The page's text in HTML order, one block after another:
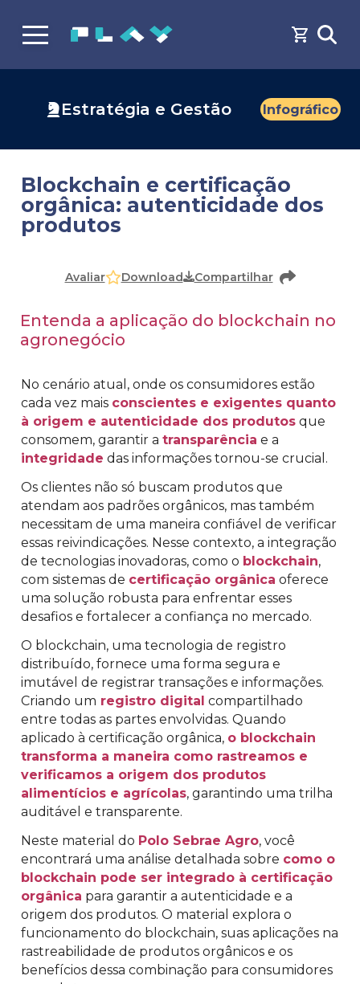
Estratégia e Gestão Infográfico
Blockchain e certificação
orgânica: autenticidade dos
produtos
Avaliar Download Compartilhar
Entenda a aplicação do blockchain no
agronegócio
No cenário atual, onde os consumidores estão
cada vez mais conscientes e exigentes quanto
à origem e autenticidade dos produtos que
consomem, garantir a transparência e a
integridade das informações tornou-se crucial.
Os clientes não só buscam produtos que
atendam aos padrões orgânicos, mas também
necessitam de uma maneira confiável de verificar
essas reivindicações. Nesse contexto, a integração
de tecnologias inovadoras, como o blockchain,
com sistemas de certificação orgânica oferece
uma solução robusta para enfrentar esses
desafios e fortalecer a confiança no mercado.
O blockchain, uma tecnologia de registro
distribuído, fornece uma forma segura e
imutável de registrar transações e informações.
Criando um registro digital compartilhado
entre todas as partes envolvidas. Quando
aplicado à certificação orgânica, o blockchain
transforma a maneira como rastreamos e
verificamos a origem dos produtos
alimentícios e agrícolas, garantindo uma trilha
auditável e transparente.
Neste material do Polo Sebrae Agro, você
encontrará uma análise detalhada sobre como o
blockchain pode ser integrado à certificação
orgânica para garantir a autenticidade e a
origem dos produtos. O material explora o
funcionamento do blockchain, suas aplicações na
rastreabilidade de produtos orgânicos e os
benefícios dessa combinação para consumidores